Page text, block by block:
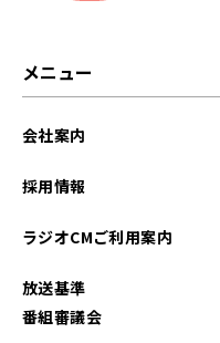
メニュー
会社案内
採用情報
ラジオCMご利用案内
放送基準
番組審議会